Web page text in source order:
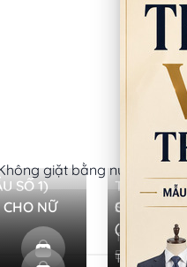
giặt bằng nước sôi
ĐỎ NOEL (MẪU SỐ 1)
TRANG
SINH ELF
Thuê:
Bán:
NỮ
CHUÔNG
(CÁI)
Thuê: